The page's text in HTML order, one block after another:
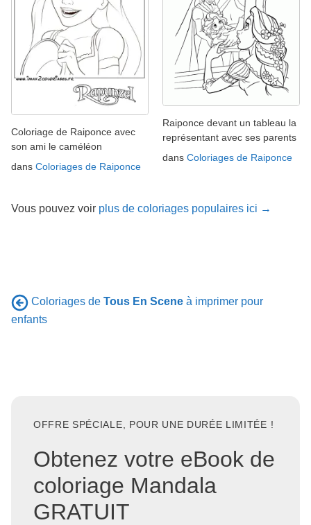
Coloriage de Raiponce avec
son ami le caméléon
dans Coloriages de Raiponce
Raiponce devant un tableau la
représentant avec ses parents
dans Coloriages de Raiponce
Vous pouvez voir plus de coloriages populaires ici →
Coloriages de Tous En Scene à imprimer pour
enfants
OFFRE SPÉCIALE, POUR UNE DURÉE LIMITÉE !
Obtenez votre eBook de
coloriage Mandala
GRATUIT